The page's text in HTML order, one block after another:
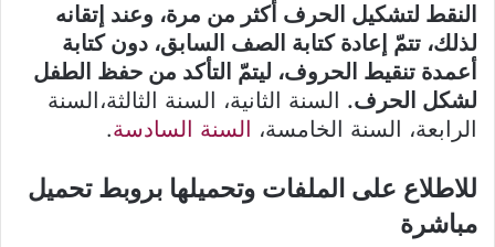
النقط لتشكيل الحرف أكثر من مرة، وعند إتقانه
لذلك، تتمّ إعادة كتابة الصف السابق، دون كتابة
أعمدة تنقيط الحروف، ليتمّ التأكد من حفظ الطفل
لشكل الحرف. السنة الثانية، السنة الثالثة،السنة
الرابعة، السنة الخامسة، السنة السادسة.
للاطلاع على الملفات وتحميلها بروبط تحميل
مباشرة